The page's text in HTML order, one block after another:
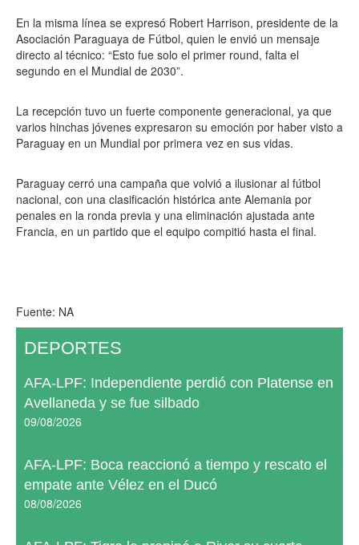
En la misma línea se expresó Robert Harrison, presidente de la
Asociación Paraguaya de Fútbol, quien le envió un mensaje
directo al técnico: “Esto fue solo el primer round, falta el
segundo en el Mundial de 2030”.
La recepción tuvo un fuerte componente generacional, ya que
varios hinchas jóvenes expresaron su emoción por haber visto a
Paraguay en un Mundial por primera vez en sus vidas.
Paraguay cerró una campaña que volvió a ilusionar al fútbol
nacional, con una clasificación histórica ante Alemania por
penales en la ronda previa y una eliminación ajustada ante
Francia, en un partido que el equipo compitió hasta el final.
Fuente: NA
DEPORTES
AFA-LPF: Independiente perdió con Platense en
Avellaneda y se fue silbado
09/08/2026
AFA-LPF: Boca reaccionó a tiempo y rescato el
empate ante Vélez en el Ducó
08/08/2026